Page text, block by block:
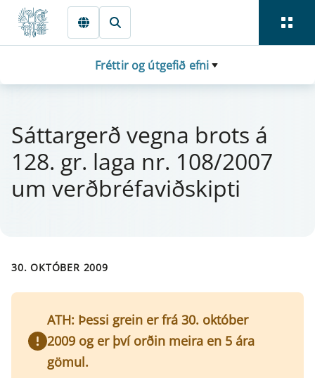
Fara beint í Meginmál
Fréttir og útgefið efni
Sá­tt­ar­gerð vegna brots á
128. gr. laga nr. 108/2007
um verðbréfaviðskipti
30. OKTÓBER 2009
ATH: Þessi grein er frá 30. október
2009 og er því orðin meira en 5 ára
gömul.